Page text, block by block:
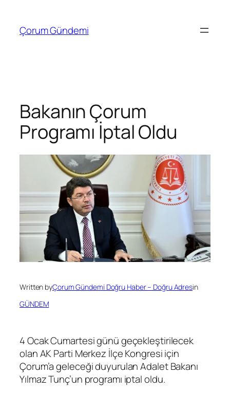
Çorum Gündemi
Bakanın Çorum
Programı İptal Oldu
Written byÇorum Gündemi Doğru Haber – Doğru Adresin
GÜNDEM
4 Ocak Cumartesi günü geçekleştirilecek
olan AK Parti Merkez İlçe Kongresi için
Çorum’a geleceği duyurulan Adalet Bakanı
Yılmaz Tunç’un programı iptal oldu.